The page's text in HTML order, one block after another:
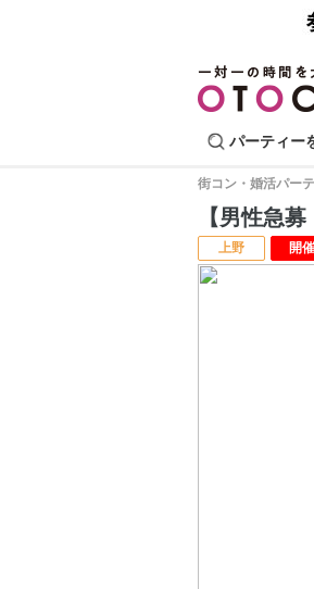
パーティー
街コン・婚活パー
【男性急
上野 開